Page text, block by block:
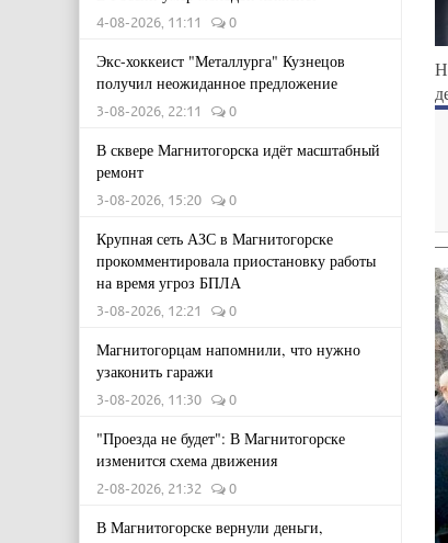
4-08-2026, 11:11 0
Экс-хоккеист "Металлурга" Кузнецов
получил неожиданное предложение
3-08-2026, 22:11 0
В сквере Магнитогорска идёт масштабный
ремонт
3-08-2026, 15:20 0
Крупная сеть АЗС в Магнитогорске
прокомментировала приостановку работы
на время угроз БПЛА
3-08-2026, 12:21 0
Магнитогорцам напомнили, что нужно
узаконить гаражи
3-08-2026, 11:30 0
"Проезда не будет": В Магнитогорске
изменится схема движения
2-08-2026, 21:32 0
В Магнитогорске вернули деньги,
—